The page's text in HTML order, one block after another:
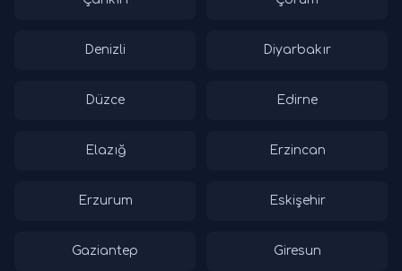
Denizli Diyarbakır
Düzce Edirne
Elazığ Erzincan
Erzurum Eskişehir
Gaziantep Giresun